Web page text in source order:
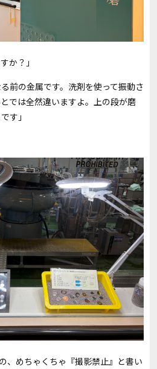
か？」
る前の金属です。洗剤を使って振動さ
では全然違いますよ。上の段が磨
す」
、めちゃくちゃ『撮影禁止』と書い